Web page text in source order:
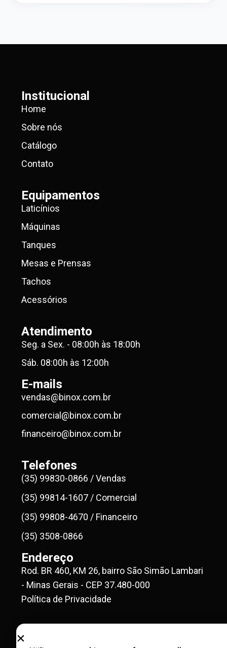
Institucional
Home
Sobre nós
Catálogo
Contato
Equipamentos
Laticínios
Máquinas
Tanques
Mesas e Prensas
Tachos
Acessórios
Atendimento
Seg. a Sex. - 08:00h às 18:00h
Sáb. 08:00h às 12:00h
E-mails
vendas@binox.com.br
comercial@binox.com.br
financeiro@binox.com.br
Telefones
(35) 99830-0866 / Vendas
(35) 99814-1607 / Comercial
(35) 99808-4670 / Financeiro
(35) 3508-0866
Endereço
Rod. BR 460, KM 26, bairro São Simão Lambari
- Minas Gerais - CEP 37.480-000
Política de Privacidade